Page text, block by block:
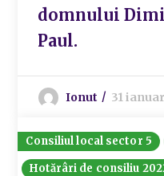
domnului
Paul.
Ionut 31
Consiliul local sector 5
Hotărâri de consiliu